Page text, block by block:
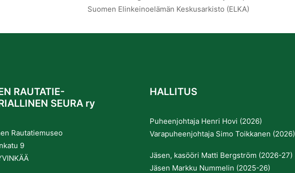
Suomen Elinkeinoelämän Keskusarkisto (ELKA)
RAUTATIE-
SEURA ry
Rautatiemuseo
9
HALLITUS
Puheenjohtaja Henri Hovi (2026)
Varapuheenjohtaja Simo Toikkanen (2026)
Jäsen, kasööri Matti Bergström (2026-27)
Jäsen Markku Nummelin (2025-26)